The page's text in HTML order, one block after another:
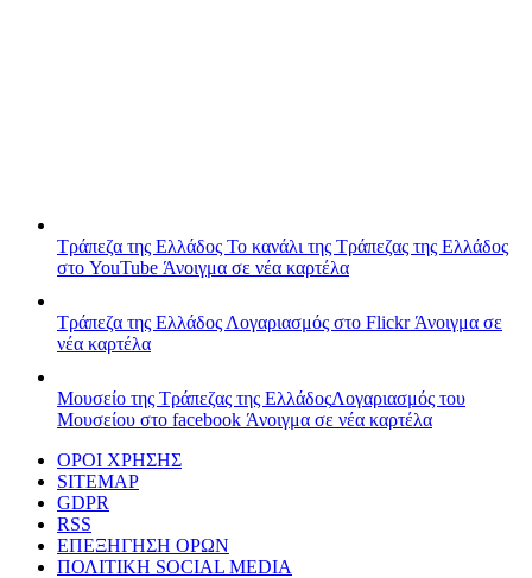
Τράπεζα της Ελλάδος Το κανάλι της Τράπεζας της Ελλάδος
στο YouTube Άνοιγμα σε νέα καρτέλα
Τράπεζα της Ελλάδος Λογαριασμός στο FlickrΆνοιγμα σε
νέα καρτέλα
Μουσείο της Τράπεζας της ΕλλάδοςΛογαριασμός του
Μουσείου στο facebook Άνοιγμα σε νέα καρτέλα
ΟΡΟΙ ΧΡΗΣΗΣ
SITEMAP
GDPR
RSS
ΕΠΕΞΗΓΗΣΗ ΟΡΩΝ
ΠΟΛΙΤΙΚΗ SOCIAL MEDIA